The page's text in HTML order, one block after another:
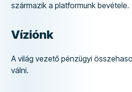
származik a platformunk bevétele.
Víziónk
A világ vezető pénzügyi
válni.